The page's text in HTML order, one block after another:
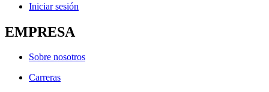
Iniciar sesión
EMPRESA
Sobre nosotros
Carreras